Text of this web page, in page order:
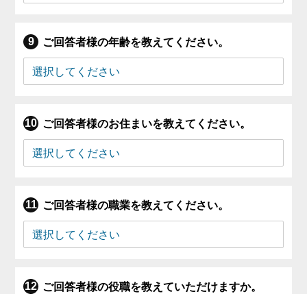
ご回答者様の年齢を教えてください。
ご回答者様のお住まいを教えてください。
ご回答者様の職業を教えてください。
ご回答者様の役職を教えていただけますか。